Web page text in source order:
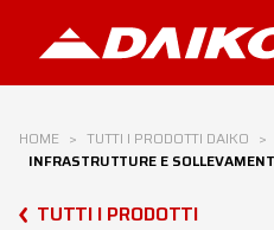
HOME > TUTTI I PRODOTTI DAIKO >
INFRASTRUTTURE E
TUTTI I PRODOTTI